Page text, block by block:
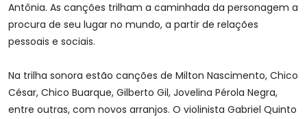
Antônia. As canções trilham a caminhada da personagem a
procura de seu lugar no mundo, a partir de relações
pessoais e sociais.
Na trilha sonora estão canções de Milton Nascimento, Chico
César, Chico Buarque, Gilberto Gil, Jovelina Pérola Negra,
entre outras, com novos arranjos. O violinista Gabriel Quinto